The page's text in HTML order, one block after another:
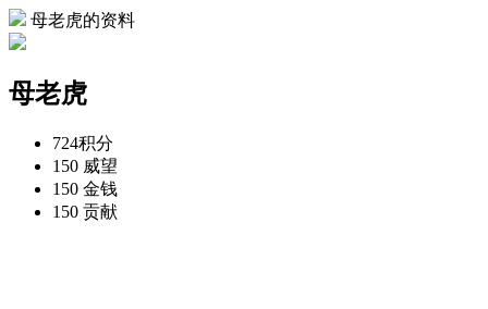
母老虎的资料
母老虎
724积分
150 威望
150 金钱
150 贡献